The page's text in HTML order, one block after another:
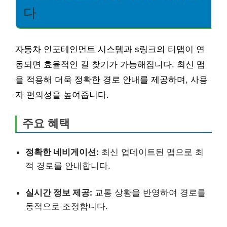
다
자동차 인포테인먼트 시스템과 s링크의 티맵이 연
동되면 효율적인 길 찾기가 가능해집니다. 최신 맵
을 적용해 더욱 정확한 경로 안내를 제공하며, 사용
자 편의성을 높여줍니다.
주요 혜택
정확한 네비게이션: 최신 업데이트된 맵으로 최
적 경로를 안내합니다.
실시간 정보 제공: 교통 상황을 반영하여 경로를
동적으로 조정합니다.